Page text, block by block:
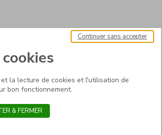
la lecture de cookies et l'utilisation de
bon fonctionnement.
Continuer sans accepter
& FERMER